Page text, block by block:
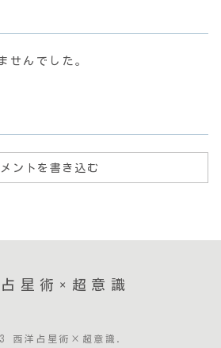
せんでした。
ントを書き込む
星術×超意識
西洋占星術×超意識.